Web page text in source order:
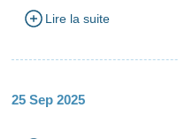
Lire la suite
25 Sep 2025